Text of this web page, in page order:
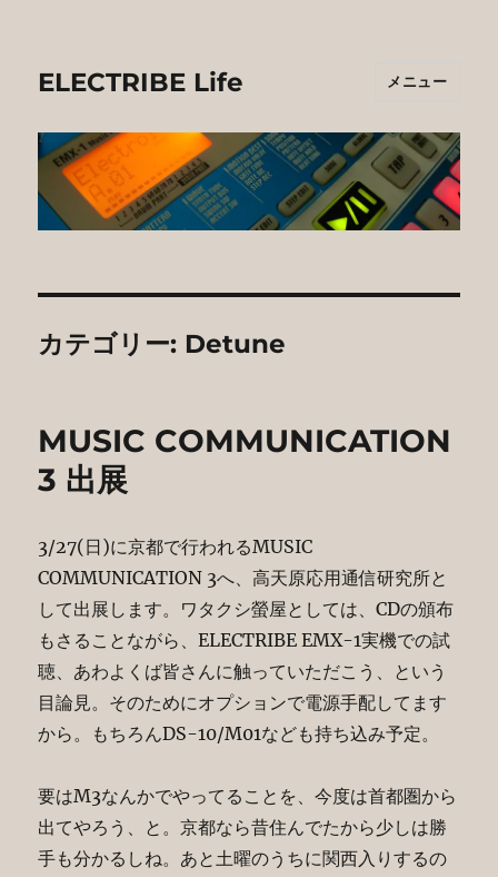
ELECTRIBE Life メニュー
カテゴリー: Detune
MUSIC COMMUNICATION
3 出展
3/27(日)に京都で行われるMUSIC
COMMUNICATION 3へ、高天原応用通信研究所と
して出展します。ワタクシ螢屋としては、CDの頒布
もさることながら、ELECTRIBE EMX-1実機での試
聴、あわよくば皆さんに触っていただこう、という
目論見。そのためにオプションで電源手配してます
から。もちろんDS-10/M01なども持ち込み予定。
要はM3なんかでやってることを、今度は首都圏から
出てやろう、と。京都なら昔住んでたから少しは勝
手も分かるしね。あと土曜のうちに関西入りするの